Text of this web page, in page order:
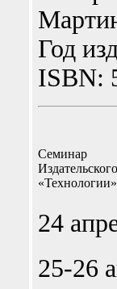
Год
ISBN:
Семинар
«Технологии»
24
25-26